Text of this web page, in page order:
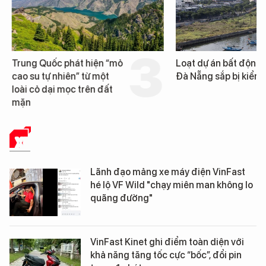
Trung Quốc phát hiện “mỏ
cao su tự nhiên” từ một
loài cỏ dại mọc trên đất
mặn
Loạt dự án bất động
Đà Nẵng sắp bị kiểm
XE
Lãnh đạo mảng xe máy điện VinFast
hé lộ VF Wild "chạy miên man không lo
quãng đường"
VinFast Kinet ghi điểm toàn diện với
khả năng tăng tốc cực “bốc”, đổi pin